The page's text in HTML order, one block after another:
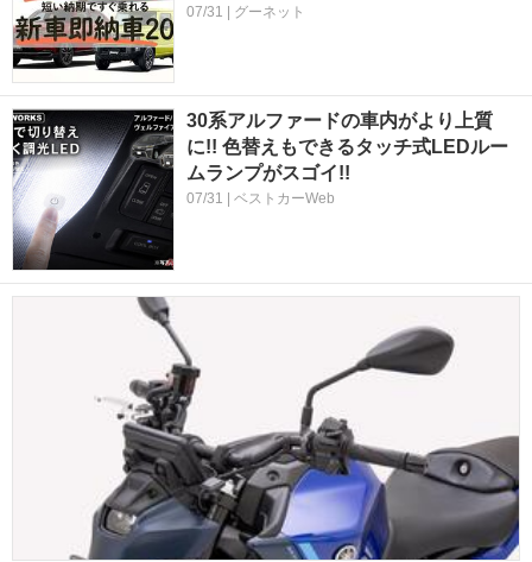
07/31 | グーネット
30系アルファードの車内がより上質
に!! 色替えもできるタッチ式LEDルー
ムランプがスゴイ!!
07/31 | ベストカーWeb